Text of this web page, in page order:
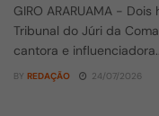
GIRO ARARUAMA -
Tribunal do Júri da
cantora e
BY REDAÇÃO 24/07/2026